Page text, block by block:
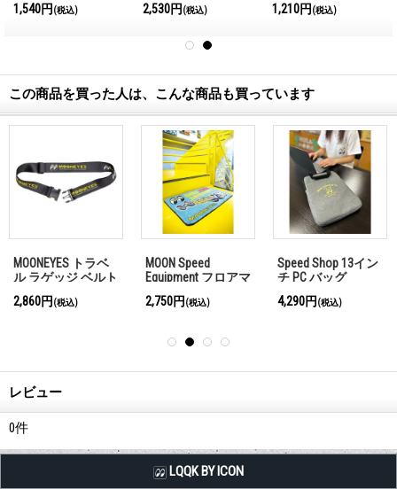
1,540円 (税込)
2,530円 (税込)
Magazine No.28 2026
1,210円 (税込)
この商品を買った人は、こんな商品も買っています
MOONEYES トラベ
ル ラゲッジ ベルト
2,860円 (税込)
MOON Speed
Equipment フロアマ
2,750円 (税込)
Speed Shop 13イン
チ PC バッグ
4,290円 (税込)
レビュー
0件
LQQK BY ICON